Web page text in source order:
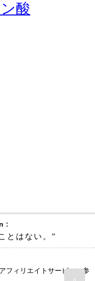
酸
とはない。”
フィリエイトサービスに参